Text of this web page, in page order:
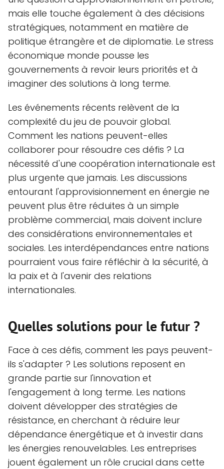
mais elle touche également à des décisions
stratégiques, notamment en matière de
politique étrangère et de diplomatie. Le stress
économique monde pousse les
gouvernements à revoir leurs priorités et à
imaginer des solutions à long terme.
Les événements récents relèvent de la
complexité du jeu de pouvoir global.
Comment les nations peuvent-elles
collaborer pour résoudre ces défis ? La
nécessité d'une coopération internationale est
plus urgente que jamais. Les discussions
entourant l'approvisionnement en énergie ne
peuvent plus être réduites à un simple
problème commercial, mais doivent inclure
des considérations environnementales et
sociales. Les interdépendances entre nations
pourraient vous faire réfléchir à la sécurité, à
la paix et à l'avenir des relations
internationales.
Quelles solutions pour le futur ?
Face à ces défis, comment les pays peuvent-
ils s'adapter ? Les solutions reposent en
grande partie sur l'innovation et
l'engagement à long terme. Les nations
doivent développer des stratégies de
résistance, en cherchant à réduire leur
dépendance énergétique et à investir dans
les énergies renouvelables. Les entreprises
jouent également un rôle crucial dans cette